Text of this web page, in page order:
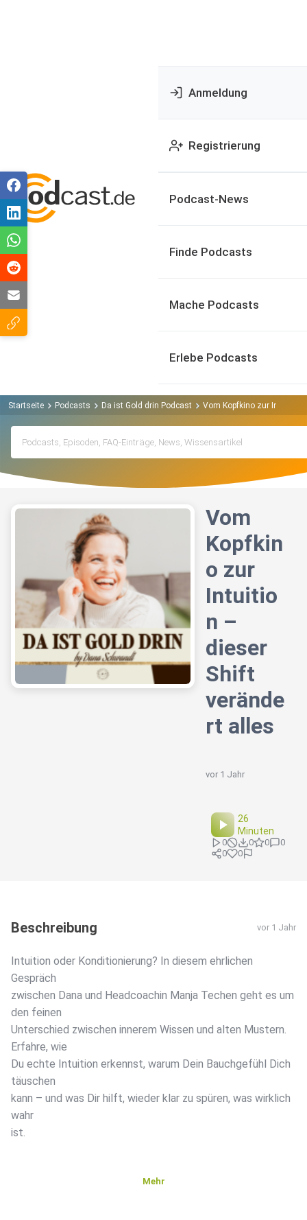
Anmeldung
Registrierung
Podcast-News
Finde Podcasts
Mache Podcasts
Erlebe Podcasts
Startseite Podcasts Da ist Gold drin Podcast Vom Kopfkino zur Intuition
Vom
Kopfkin
o zur
Intuitio
n –
dieser
Shift
verände
rt alles
vor 1 Jahr
26
Minuten
0 0 0
0
0
0
Beschreibung vor 1 Jahr
Intuition oder Konditionierung? In diesem ehrlichen
Gespräch
zwischen Dana und Headcoachin Manja Techen geht es um
den feinen
Unterschied zwischen innerem Wissen und alten Mustern.
Erfahre, wie
Du echte Intuition erkennst, warum Dein Bauchgefühl Dich
täuschen
kann – und was Dir hilft, wieder klar zu spüren, was wirklich
wahr
ist.
Mehr